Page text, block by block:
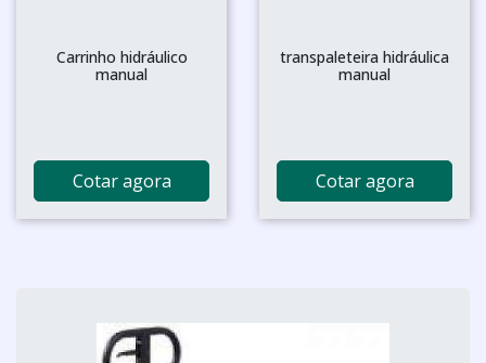
Carrinho hidráulico
manual
Cotar agora
transpaleteira hidráulica
manual
Cotar agora